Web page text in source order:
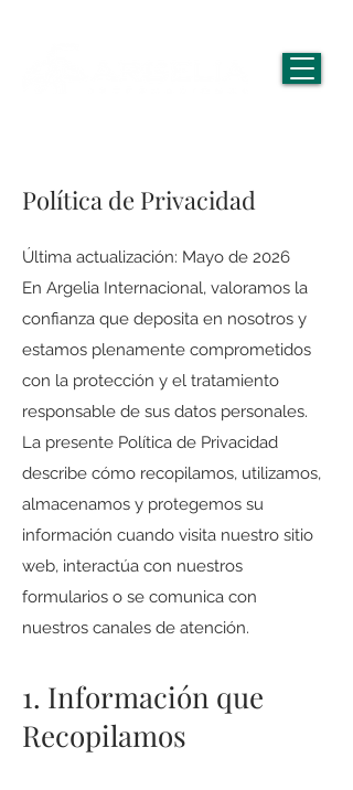
Política de Privacidad
Última actualización: Mayo de 2026
En Argelia Internacional, valoramos la
confianza que deposita en nosotros y
estamos plenamente comprometidos
con la protección y el tratamiento
responsable de sus datos personales.
La presente Política de Privacidad
describe cómo recopilamos, utilizamos,
almacenamos y protegemos su
información cuando visita nuestro sitio
web, interactúa con nuestros
formularios o se comunica con
nuestros canales de atención.
1. Información que
Recopilamos